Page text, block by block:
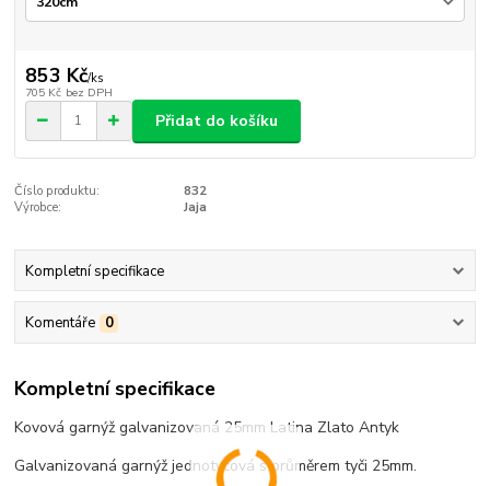
853 Kč/ks
705 Kč bez DPH
Přidat do košíku
Číslo produktu:
832
Výrobce:
Jaja
Kompletní specifikace
Komentáře 0
Kompletní specifikace
Kovová garnýž galvanizovaná 25mm Latina Zlato Antyk
Galvanizovaná garnýž jednotyčová s průměrem tyči 25mm.